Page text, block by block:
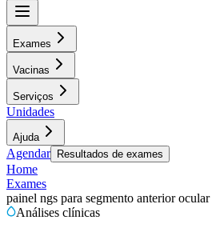
Exames
Vacinas
Serviços
Unidades
Ajuda
Agendar Resultados de exames
Home
Exames
painel ngs para segmento anterior ocular
Análises clínicas